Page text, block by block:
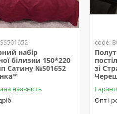
набір
білизни 150*220
Сатину №501652
наявність
code:
зі
Опт і